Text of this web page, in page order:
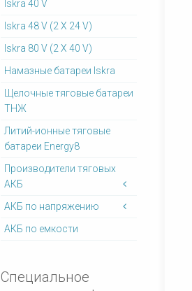
Iskra 40 V
Iskra 48 V (2 X 24 V)
Iskra 80 V (2 X 40 V)
Намазные батареи Iskra
Щелочные тяговые батареи
ТНЖ
Литий-ионные тяговые
батареи Energy8
Производители тяговых
АКБ
АКБ по напряжению
АКБ по емкости
Специальное